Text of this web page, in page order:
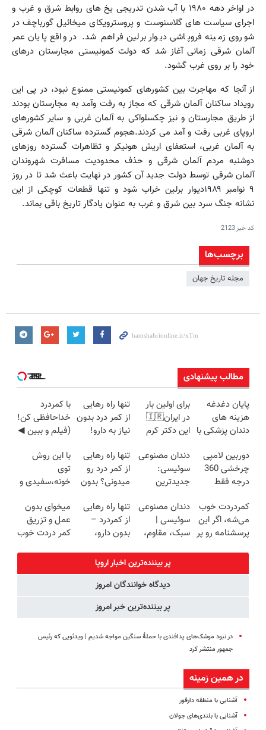
در اواخر دهه ۱۹۸۰ با آب شدن تدریجی یخ های روابط شرق و غرب و
اجرای سیاست های گلاسنوست و پروسترویکای میخائیل گورباچف در
شوروی زمینه فروپاشی دیوار برلین فراهم شد. در واقع پایان عمر
آلمان شرقی زمانی آغاز شد که دولت کمونیستی مجارستان درهای
خود را بر روی غرب گشود.
از آنجا که مهاجرت بین کشورهای کمونیستی ممنوع نبود، در پی این
رویداد ساکنان آلمان شرقی که مجاز به رفت وآمد به مجارستان بودند
از طریق مجارستان و نیز چکسلواکی به آلمان غربی و سایر کشورهای
اروپای غربی رفت و آمد می کردند.هجوم گسترده ساکنان آلمان شرقی
به آلمان غربی، استعفای اریش هونیکر و تظاهرات گسترده روزهای
دوشنبه مردم آلمان شرقی و حذف محدودیت مسافرت شهروندان
آلمان شرقی توسط دولت جدید آن کشور در نهایت باعث شد تا در روز
۹ نوامبر ۱۹۸۹دیوار برلین خراب شود و تنها قطعات کوچکی از این
نشانه جنگ سرد بین شرق و غرب به عنوان یادگار تاریخ باقی بماند.
کد خبر2123
برچسب‌ها
مجله تاریخ جهان‌
مطالب پیشنهادی
پایان دغدغه
هزینه های
دندان پزشکی با
کننده خانگی
برای اولین بار
در ایران🇮🇷
این دکتر کرم
روزه ساخت!
تنها راه رهایی
از کمر درد بدون
نیاز به دارو!
با کمردرد
خداحافظی کن!
(فیلم و ببین ◀
پرکن)
دوربین لامپی
چرخشی 360
درجه فقط
🔥 پرداخت
درب منزل
دندان مصنوعی
سوئیسی:
جدیدترین
سبک و مقاوم |
پرداخت قسطی
تنها راه رهایی
از کمر درد رو
میدونی؟ بدون
(◂پرسش‌نامه)
با این روش
توی
خونه،سفیدی و
برگردون
(40%off)
کمردردت خوب
می‌شه، اگر این
پرسشنامه رو پر
دندان مصنوعی
سوئیسی |
سبک، مقاوم،
رایگان+پرداخت
اقساطی😍
تنها راه رهایی
از کمردرد –
بدون دارو،
«فرم پر کن»
میخوای بدون
عمل و تزریق
کمر دردت خوب
پرکن
پر بیننده‌ترین اخبار اروپا
دیدگاه خوانندگان امروز
پر بیننده‌ترین خبر امروز
در نبود موشک‌های پدافندی با حملهٔ سنگین مواجه شدیم | ویدئویی که رئیس
جمهور منتشر کرد
در همین زمینه
آشنایی با منطقه دارفور
آشنایی با بلندی‌های جولان